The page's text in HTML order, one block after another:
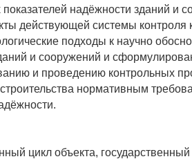
надёжности зданий и
действующей системы контроля
подходы к научно
и сооружений и
и проведению контрольных
нормативным
цикл объекта, государственный